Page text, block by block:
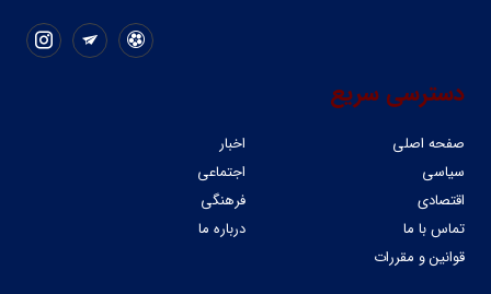
دسترسی سریع
صفحه اصلی
اخبار
سیاسی
اجتماعی
اقتصادی
فرهنگی
تماس با ما
درباره ما
قوانین و مقررات